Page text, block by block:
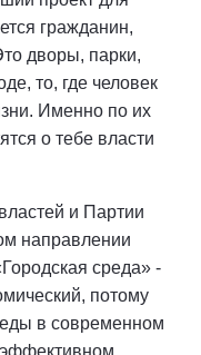
гражданин,
дворы, парки,
то, где человек
Именно по их
о тебе власти
и Партии
направлении
среда» -
потому
в современном